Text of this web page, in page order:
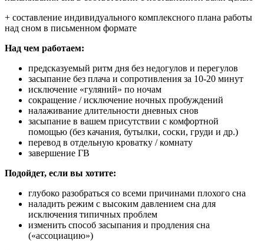
+ составление индивидуального комплексного плана работы
над сном в письменном формате
Над чем работаем:
предсказуемый ритм дня без недогулов и перегулов
засыпание без плача и сопротивления за 10-20 минут
исключение «гуляний» по ночам
сокращение / исключение ночных пробуждений
налаживание длительности дневных снов
засыпание в вашем присутствии с комфортной
помощью (без качания, бутылки, соски, груди и др.)
перевод в отдельную кроватку / комнату
завершение ГВ
Подойдет, если вы хотите:
глубоко разобраться со всеми причинами плохого сна
наладить режим с высоким давлением сна для
исключения типичных проблем
изменить способ засыпания и продления сна
(«ассоциацию»)